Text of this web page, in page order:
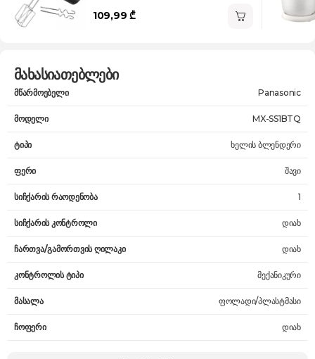
109,99 ₾
მახასიათებლები
მწარმოებელი Panasonic
მოდელი MX-SS1BTQ
ტიპი ხელის ბლენდერი
ფერი შავი
სიჩქარის რაოდენობა 1
სიჩქარის კონტროლი დიახ
ჩართვა/გამორთვის ღილაკი დიახ
კონტროლის ტიპი მექანიკური
მასალა ფოლადი/პლასტმასი
ჩოფერი დიახ